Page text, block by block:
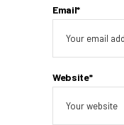
Email*
Website*